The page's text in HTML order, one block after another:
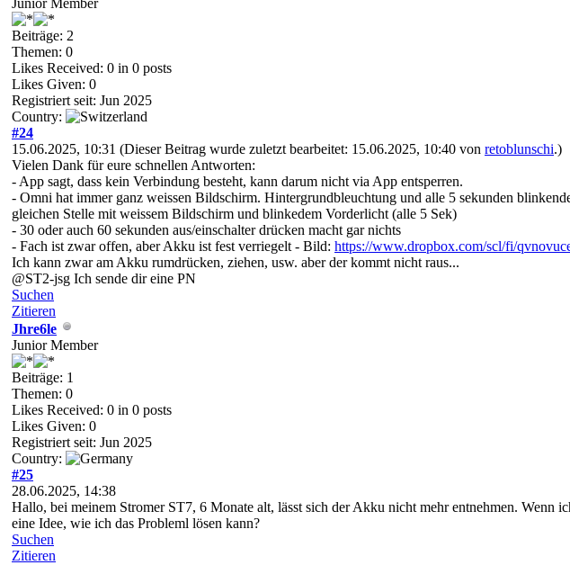
Junior Member
Beiträge: 2
Themen: 0
Likes Received: 0 in 0 posts
Likes Given: 0
Registriert seit: Jun 2025
Country:
#24
15.06.2025, 10:31 (Dieser Beitrag wurde zuletzt bearbeitet: 15.06.2025, 10:40 von retoblunschi.)
Vielen Dank für eure schnellen Antworten:
- App sagt, dass kein Verbindung besteht, kann darum nicht via App entsperren.
- Omni hat immer ganz weissen Bildschirm. Hintergrundbleuchtung und alle 5 sekunden
gleichen Stelle mit weissem Bildschirm und blinkedem Vorderlicht (alle 5 Sek)
- 30 oder auch 60 sekunden aus/einschalter drücken macht gar nichts
- Fach ist zwar offen, aber Akku ist fest verriegelt - Bild: https://www.dropbox.com/scl/fi/
Ich kann zwar am Akku rumdrücken, ziehen, usw. aber der kommt nicht raus...
@ST2-jsg Ich sende dir eine PN
Suchen
Zitieren
Jhre6le
Junior Member
Beiträge: 1
Themen: 0
Likes Received: 0 in 0 posts
Likes Given: 0
Registriert seit: Jun 2025
Country:
#25
28.06.2025, 14:38
Hallo, bei meinem Stromer ST7, 6 Monate alt, lässt sich der Akku nicht mehr entnehmen. Wenn
eine Idee, wie ich das Probleml lösen kann?
Suchen
Zitieren